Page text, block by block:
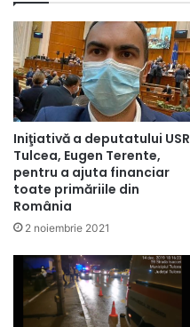
Iniţiativă a deputatului USR
Tulcea, Eugen Terente,
pentru a ajuta financiar
toate primăriile din
România
2 noiembrie 2021